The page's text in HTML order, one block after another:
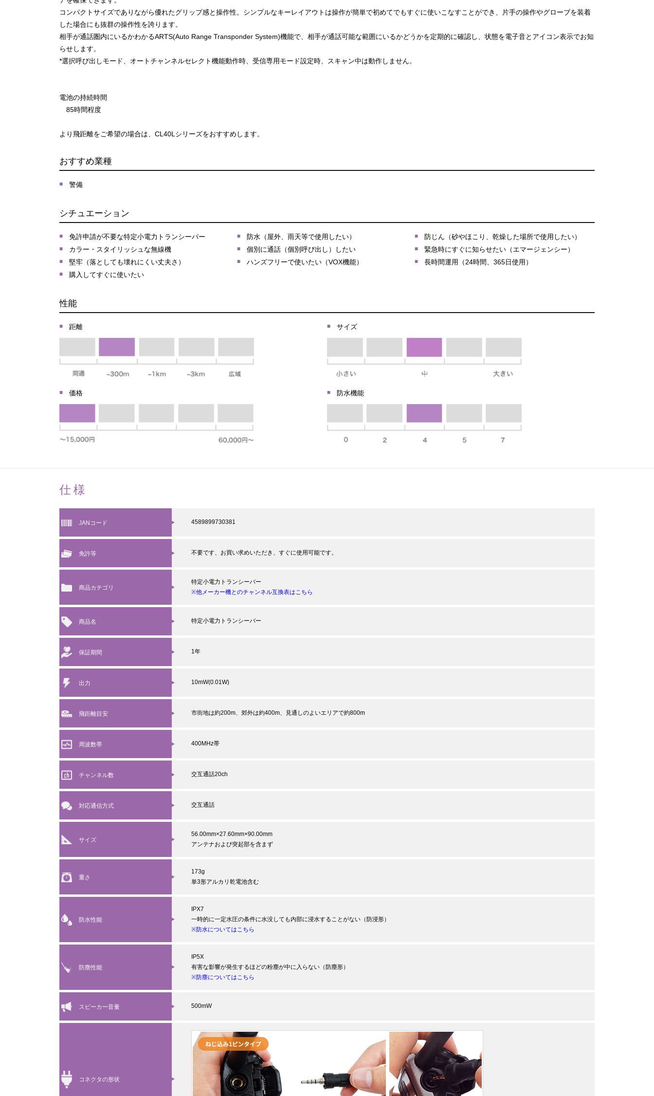
コンパクトサイズでありながら優れたグリップ感と操作性。シンプルなキーレイアウトは操作が簡単で初めてでもすぐに使いこなすことができ、片手の操作やグローブを装着
した場合にも抜群の操作性を誇ります。
相手が通話圏内にいるかわかるARTS(Auto Range Transponder System)機能で、相手が通話可能な範囲にいるかどうかを定期的に確認し、状態を電子音とアイコン表示でお知
らせします。
*選択呼び出しモード、オートチャンネルセレクト機能動作時、受信専用モード設定時、スキャン中は動作しません。
電池の持続時間
85時間程度
より飛距離をご希望の場合は、CL40Lシリーズをおすすめします。
おすすめ業種
警備
シチュエーション
免許申請が不要な特定小電力トランシーバー 防水（屋外、雨天等で使用したい）
防じん（砂やほこり、乾燥した場所で使用したい）
カラー・スタイリッシュな無線機
個別に通話（個別呼び出し）したい
緊急時にすぐに知らせたい（エマージェンシー）
堅牢（落としても壊れにくい丈夫さ）
ハンズフリーで使いたい（VOX機能）
長時間運用（24時間、365日使用）
購入してすぐに使いたい
性能
距離 サイズ
価格 防水機能
仕様
JANコード 4589899730381
免許等 不要です、お買い求めいただき、すぐに使用可能です。
商品カテゴリ
特定小電力トランシーバー
※他メーカー機とのチャンネル互換表はこちら
商品名 特定小電力トランシーバー
保証期間 1年
出力 10mW(0.01W)
飛距離目安 市街地は約200m、郊外は約400m、見通しのよいエリアで約800m
周波数帯 400MHz帯
チャンネル数 交互通話20ch
対応通信方式 交互通話
サイズ
56.00mm×27.60mm×90.00mm
アンテナおよび突起部を含まず
重さ
173g
単3形アルカリ乾電池含む
防水性能
IPX7
一時的に一定水圧の条件に水没しても内部に浸水することがない（防浸形）
※防水についてはこちら
防塵性能
IP5X
有害な影響が発生するほどの粉塵が中に入らない（防塵形）
※防塵についてはこちら
スピーカー音量 500mW
コネクタの形状